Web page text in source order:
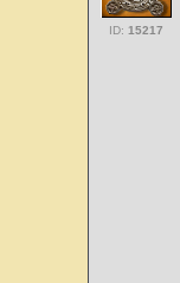
ID: 15217